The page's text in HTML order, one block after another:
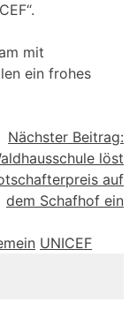
mit
ein frohes
Nächster Beitrag:
löst
auf
dem Schafhof ein
UNICEF